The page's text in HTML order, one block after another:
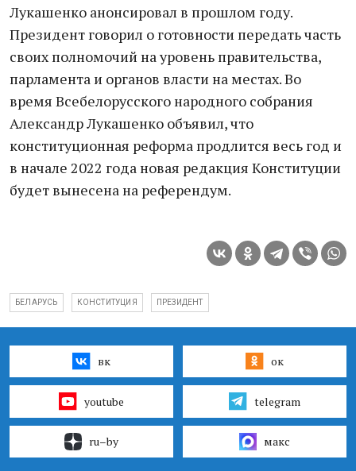
Лукашенко анонсировал в прошлом году.
Президент говорил о готовности передать часть
своих полномочий на уровень правительства,
парламента и органов власти на местах. Во
время Всебелорусского народного собрания
Александр Лукашенко объявил, что
конституционная реформа продлится весь год и
в начале 2022 года новая редакция Конституции
будет вынесена на референдум.
БЕЛАРУСЬ КОНСТИТУЦИЯ ПРЕЗИДЕНТ
вк ок
youtube telegram
ru–by макс